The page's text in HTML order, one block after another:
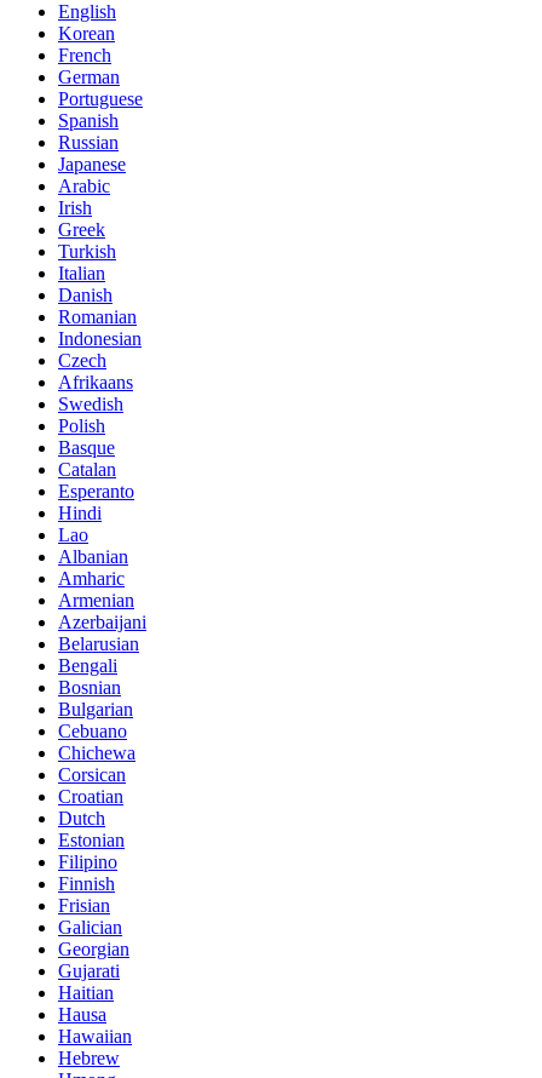
English
Korean
French
German
Portuguese
Spanish
Russian
Japanese
Arabic
Irish
Greek
Turkish
Italian
Danish
Romanian
Indonesian
Czech
Afrikaans
Swedish
Polish
Basque
Catalan
Esperanto
Hindi
Lao
Albanian
Amharic
Armenian
Azerbaijani
Belarusian
Bengali
Bosnian
Bulgarian
Cebuano
Chichewa
Corsican
Croatian
Dutch
Estonian
Filipino
Finnish
Frisian
Galician
Georgian
Gujarati
Haitian
Hausa
Hawaiian
Hebrew